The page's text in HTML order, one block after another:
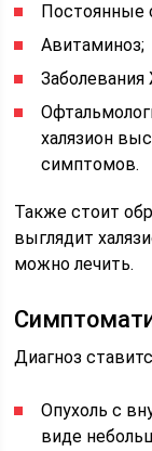
Постоянные
Авитаминоз;
халязион
симптомов.
Также стоит
выглядит
можно лечить.
Диагноз
Опухоль с
виде